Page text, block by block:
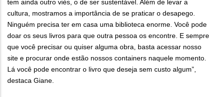
tem ainda outro viés, o de ser sustentável. Além de levar a
cultura, mostramos a importância de se praticar o desapego.
Ninguém precisa ter em casa uma biblioteca enorme. Você pode
doar os seus livros para que outra pessoa os encontre. E sempre
que você precisar ou quiser alguma obra, basta acessar nosso
site e procurar onde estão nossos containers naquele momento.
Lá você pode encontrar o livro que deseja sem custo algum”,
destaca Giane.